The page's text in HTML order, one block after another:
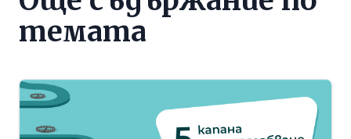
темата